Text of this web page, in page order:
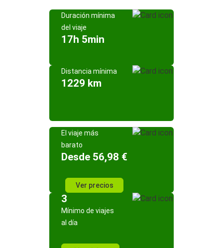
Duración mínima
del viaje
17h 5min
Distancia mínima
1229 km
El viaje más
barato
Desde 56,98 €
Ver precios
3
Mínimo de viajes
al día